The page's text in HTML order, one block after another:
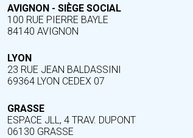
AVIGNON - SIÈGE SOCIAL
100 RUE PIERRE BAYLE
84140 AVIGNON
LYON
23 RUE JEAN BALDASSINI
69364 LYON CEDEX 07
GRASSE
ESPACE JLL, 4 TRAV. DUPONT
06130 GRASSE